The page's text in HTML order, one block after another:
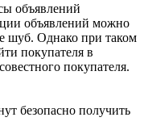
объявлений
объявлений можно
шуб. Однако при таком
покупателя в
покупателя.
безопасно получить